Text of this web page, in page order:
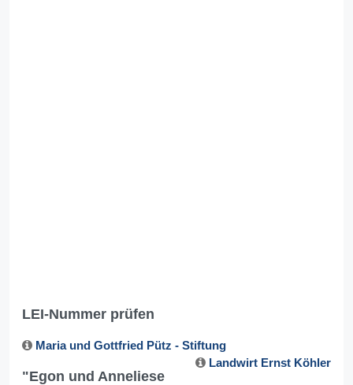
LEI-Nummer prüfen
Maria und Gottfried Pütz - Stiftung
Landwirt Ernst Köhler
"Egon und Anneliese